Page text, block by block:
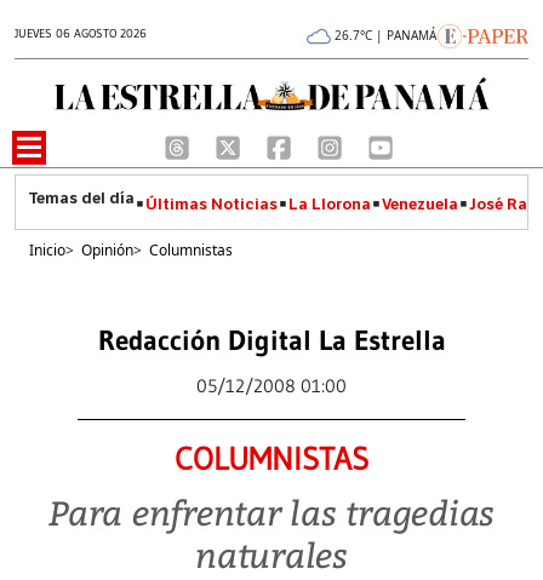
JUEVES 06 AGOSTO 2026 26.7°C | PANAMÁ
Últimas Noticias La Llorona Venezuela José
Inicio> Opinión> Columnistas
Redacción Digital La Estrella
05/12/2008 01:00
COLUMNISTAS
Para enfrentar las tragedias
naturales